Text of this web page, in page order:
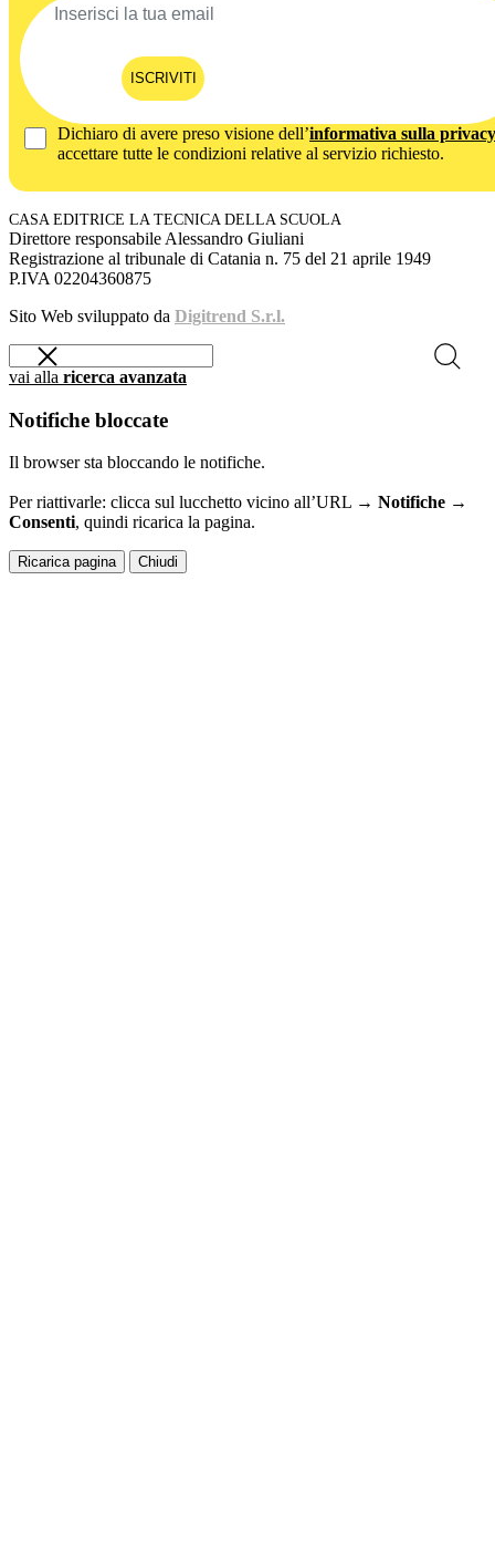
ISCRIVITI
Dichiaro di avere preso visione dell’informativa sulla privacy
accettare tutte le condizioni relative al servizio richiesto.
CASA EDITRICE LA TECNICA DELLA SCUOLA
Direttore responsabile Alessandro Giuliani
Registrazione al tribunale di Catania n. 75 del 21 aprile 1949
P.IVA 02204360875
Sito Web sviluppato da Digitrend S.r.l.
vai alla ricerca avanzata
Notifiche bloccate
Il browser sta bloccando le notifiche.
Per riattivarle: clicca sul lucchetto vicino all’URL → Notifiche →
Consenti, quindi ricarica la pagina.
Ricarica pagina Chiudi